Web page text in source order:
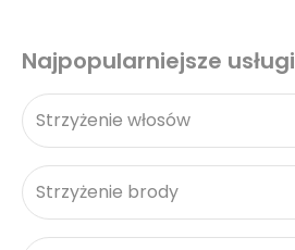
Najpopularniejsze usługi
Strzyżenie włosów
Strzyżenie brody